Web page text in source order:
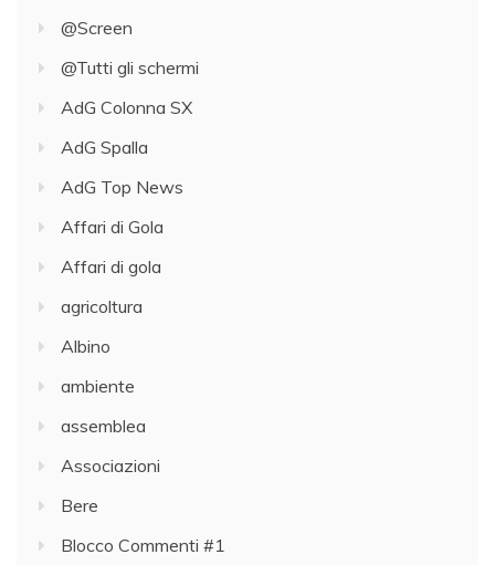
@Screen
@Tutti gli schermi
AdG Colonna SX
AdG Spalla
AdG Top News
Affari di Gola
Affari di gola
agricoltura
Albino
ambiente
assemblea
Associazioni
Bere
Blocco Commenti #1